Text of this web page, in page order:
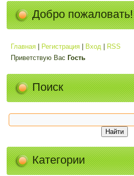
Добро пожаловать!
Главная Регистрация Вход
RSS
Приветствую Вас Гость
Поиск
Категории